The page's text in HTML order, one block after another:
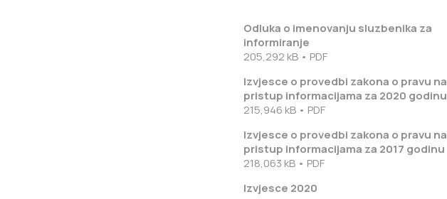
Odluka o imenovanju sluzbenika za
informiranje
205,292 kB • PDF
Izvjesce o provedbi zakona o pravu na
pristup informacijama za 2020 godinu
215,946 kB • PDF
Izvjesce o provedbi zakona o pravu na
pristup informacijama za 2017 godinu
218,063 kB • PDF
Izvjesce 2020